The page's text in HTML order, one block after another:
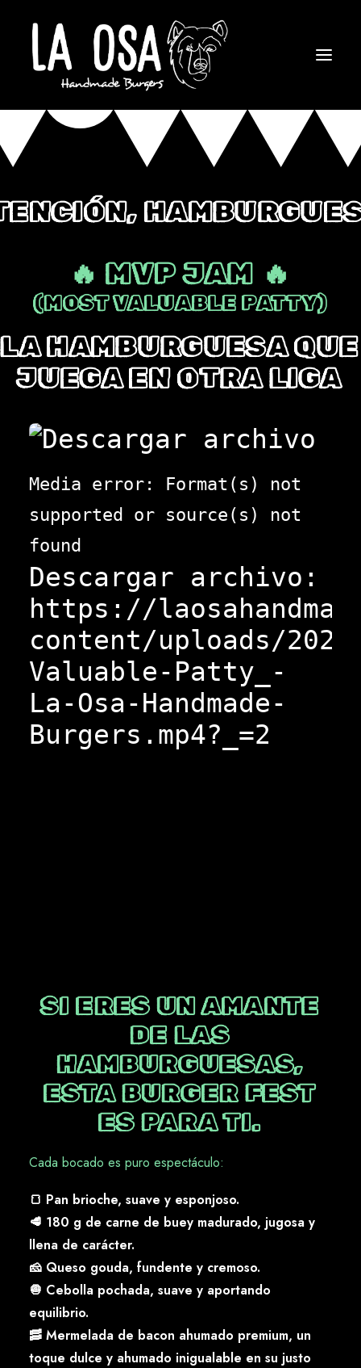
¡ATENCIÓN,
🔥 MVP JAM 🔥
(MOST VALUABLE PATTY)
LA HAMBURGUESA QUE
JUEGA EN OTRA LIGA
SI ERES UN AMANTE
DE LAS
HAMBURGUESAS,
ESTA BURGER FEST
ES PARA TI.
Cada bocado es puro espectáculo:
🍞 Pan brioche, suave y esponjoso.
🥩 180 g de carne de buey madurado, jugosa y
llena de carácter.
🧀 Queso gouda, fundente y cremoso.
🧅 Cebolla pochada, suave y aportando
equilibrio.
🥓 Mermelada de bacon ahumado premium, un
toque dulce y ahumado inigualable en su justo
Media error: Format(s) not
supported or source(s) not
found
Descargar archivo:
https://
content/uploads/
Valuable-Patty_-
La-Osa-Handmade-
Burgers.mp4?_=2